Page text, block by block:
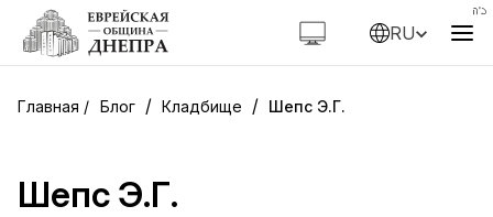
RU
Блог / Кладбище / Шепс Э.Г.
Шепс Э.Г.